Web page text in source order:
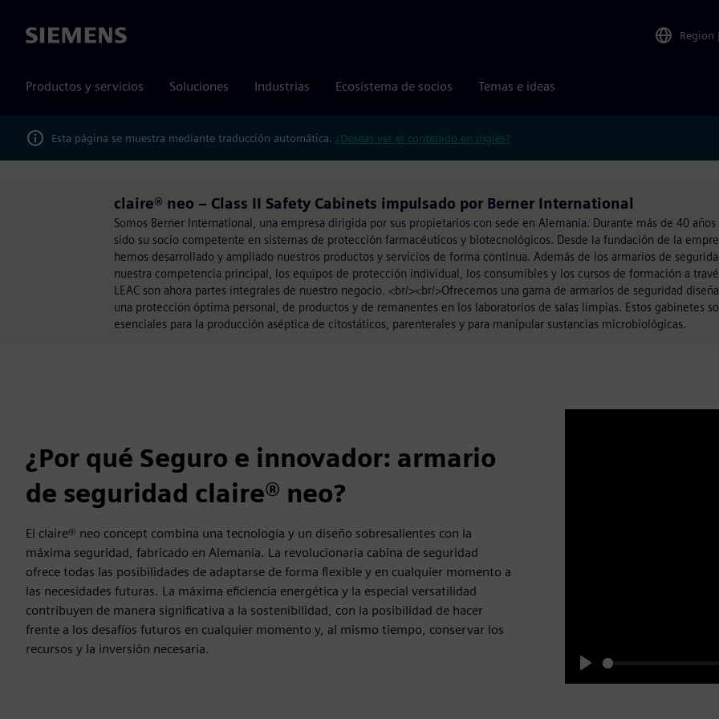
Siemens Region |
Productos y servicios Soluciones Industrias Ecosistema de socios Temas e ideas
Esta página se muestra mediante traducción automática. ¿Deseas ver el contenido en inglés?
claire® neo – Class II Safety Cabinets impulsado por Berner International
Somos Berner International, una empresa dirigida por sus propietarios con sede en Alemania. Durante más de 40 años
sido su socio competente en sistemas de protección farmacéuticos y biotecnológicos. Desde la fundación de la
hemos desarrollado y ampliado nuestros productos y servicios de forma continua. Además de los armarios de
nuestra competencia principal, los equipos de protección individual, los consumibles y los cursos de formación a
LEAC son ahora partes integrales de nuestro negocio. <br/><br/>Ofrecemos una gama de armarios de seguridad
una protección óptima personal, de productos y de remanentes en los laboratorios de salas limpias. Estos gabinetes
esenciales para la producción aséptica de citostáticos, parenterales y para manipular sustancias microbiológicas.
¿Por qué Seguro e innovador: armario
de seguridad claire® neo?
El claire® neo concept combina una tecnología y un diseño sobresalientes con la
máxima seguridad, fabricado en Alemania. La revolucionaria cabina de seguridad
ofrece todas las posibilidades de adaptarse de forma flexible y en cualquier momento a
las necesidades futuras. La máxima eficiencia energética y la especial versatilidad
contribuyen de manera significativa a la sostenibilidad, con la posibilidad de hacer
frente a los desafíos futuros en cualquier momento y, al mismo tiempo, conservar los
recursos y la inversión necesaria.
Play